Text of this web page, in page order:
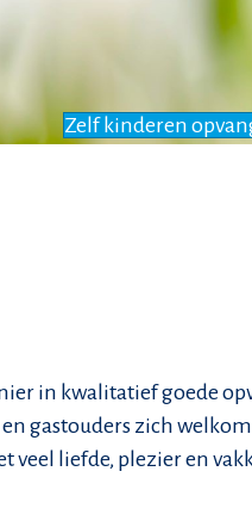
Zelf kinderen
in kwalitatief goede
gastouders zich
veel liefde, plezier en